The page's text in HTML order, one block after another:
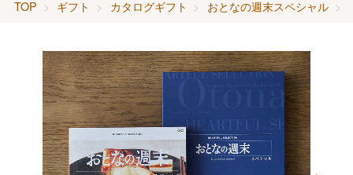
TOP ギフト カタログギフト おとなの週末スペシャル